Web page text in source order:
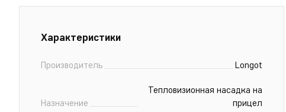
Xарактеристики
Производитель Longot
Назначение
Тепловизионная насадка на
прицел